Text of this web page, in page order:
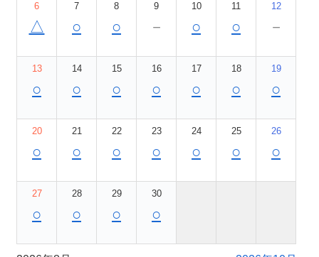
6
△
7
○
8
○
9
－
10
○
11
○
12
－
13
○
14
○
15
○
16
○
17
○
18
○
19
○
20
○
21
○
22
○
23
○
24
○
25
○
26
○
27
○
28
○
29
○
30
○